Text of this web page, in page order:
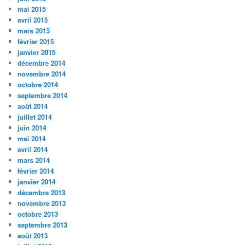
mai 2015
avril 2015
mars 2015
février 2015
janvier 2015
décembre 2014
novembre 2014
octobre 2014
septembre 2014
août 2014
juillet 2014
juin 2014
mai 2014
avril 2014
mars 2014
février 2014
janvier 2014
décembre 2013
novembre 2013
octobre 2013
septembre 2013
août 2013